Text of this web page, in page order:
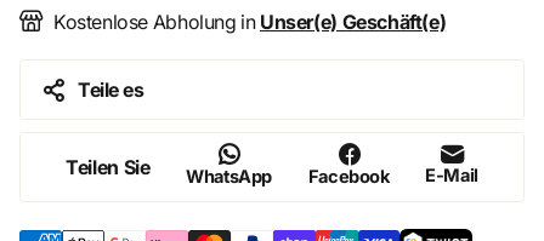
Hochwertige Resin-Ausführung mit feinen Details
Präzise Lackierung & authentische Proportionen
Perfekt für Sammler, Hot-Rod-Fans & Custom-Car-
Recherchen zeigen, dass der So‑Lo Highboy (und
ähnliche Modelle aus der „Speed Freaks“‑Reihe)
Kostenlose Abholung in Unser(e) Geschäft(e)
Teile es
Teilen Sie WhatsApp Facebook E-Mail